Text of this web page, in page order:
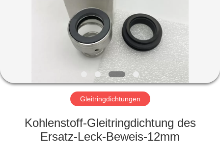
PRODUKTE
FABRIK-
QUALITÄTSKONTROLLE
Gleitringdichtungen
Kohlenstoff-Gleitringdichtung des
Ersatz-Leck-Beweis-12mm